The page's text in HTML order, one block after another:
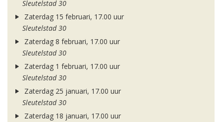
Sleutelstad 30
Zaterdag 15 februari, 17.00 uur
Sleutelstad 30
Zaterdag 8 februari, 17.00 uur
Sleutelstad 30
Zaterdag 1 februari, 17.00 uur
Sleutelstad 30
Zaterdag 25 januari, 17.00 uur
Sleutelstad 30
Zaterdag 18 januari, 17.00 uur